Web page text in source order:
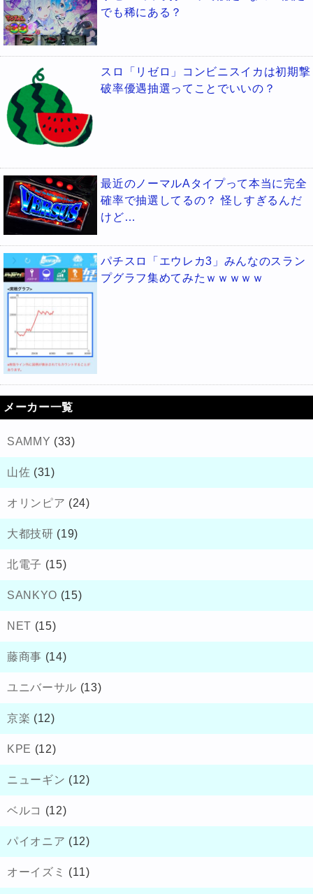
でも稀にある？
スロ「リゼロ」コンビニスイカは初期撃
破率優遇抽選ってことでいいの？
最近のノーマルAタイプって本当に完全
確率で抽選してるの？ 怪しすぎるんだ
けど…
パチスロ「エウレカ3」みんなのスラン
プグラフ集めてみたｗｗｗｗｗ
メーカー一覧
SAMMY (33)
山佐 (31)
オリンピア (24)
大都技研 (19)
北電子 (15)
SANKYO (15)
NET (15)
藤商事 (14)
ユニバーサル (13)
京楽 (12)
KPE (12)
ニューギン (12)
ベルコ (12)
パイオニア (12)
オーイズミ (11)